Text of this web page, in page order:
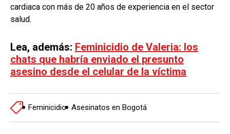
cardiaca con más de 20 años de experiencia en el sector
salud.
Lea, además: Feminicidio de Valeria: los
chats que habría enviado el presunto
asesino desde el celular de la víctima
Feminicidio Asesinatos en Bogotá